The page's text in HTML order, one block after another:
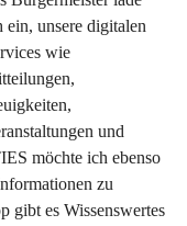
ein, unsere digitalen
wie
und
möchte ich ebenso
zu
gibt es Wissenswertes